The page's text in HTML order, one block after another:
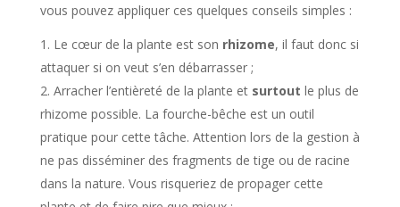
vous pouvez appliquer ces quelques conseils simples :
Le cœur de la plante est son rhizome, il faut donc si
attaquer si on veut s’en débarrasser ;
Arracher l’entièreté de la plante et surtout le plus de
rhizome possible. La fourche-bêche est un outil
pratique pour cette tâche. Attention lors de la gestion à
ne pas disséminer des fragments de tige ou de racine
dans la nature. Vous risqueriez de propager cette